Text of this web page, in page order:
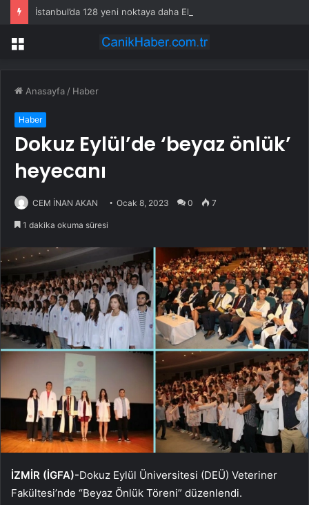
İstanbul’da 128 yeni noktaya daha EDS geliyor
Menü
Anasayfa / Haber
Haber
Dokuz Eylül’de ‘beyaz önlük’
heyecanı
CEM İNAN AKAN Ocak 8, 2023 0 7
1 dakika okuma süresi
İZMİR (İGFA)-Dokuz Eylül Üniversitesi (DEÜ) Veteriner
Fakültesi’nde “Beyaz Önlük Töreni” düzenlendi.